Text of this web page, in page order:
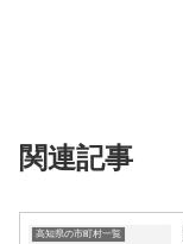
関連記事
高知県の市町村一覧